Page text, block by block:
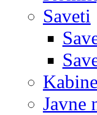
Saveti
Javne